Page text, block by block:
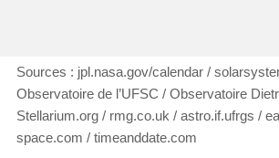
Sources : jpl.nasa.gov/calendar /
Observatoire de l’UFSC / Observatoire
Stellarium.org / rmg.co.uk / astro.if.ufrgs /
space.com / timeanddate.com